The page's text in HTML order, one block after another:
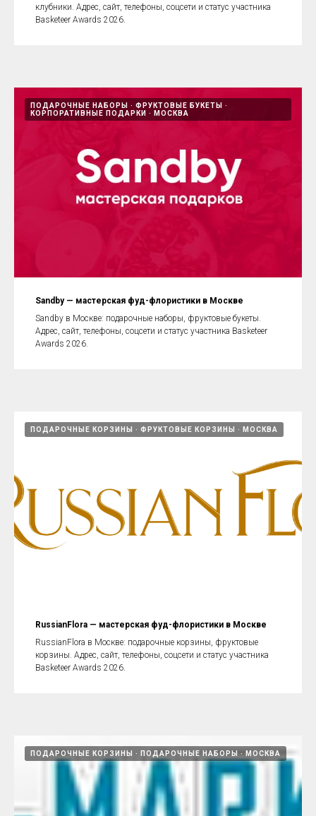
клубники. Адрес, сайт, телефоны, соцсети и статус участника
Basketeer Awards 2026.
ПОДАРОЧНЫЕ НАБОРЫ
ФРУКТОВЫЕ БУКЕТЫ
КОРПОРАТИВНЫЕ ПОДАРКИ
МОСКВА
Sandby — мастерская фуд-флористики в Москве
Sandby в Москве: подарочные наборы, фруктовые букеты.
Адрес, сайт, телефоны, соцсети и статус участника Basketeer
Awards 2026.
ПОДАРОЧНЫЕ КОРЗИНЫ ФРУКТОВЫЕ КОРЗИНЫ МОСКВА
RussianFlora — мастерская фуд-флористики в Москве
RussianFlora в Москве: подарочные корзины, фруктовые
корзины. Адрес, сайт, телефоны, соцсети и статус участника
Basketeer Awards 2026.
ПОДАРОЧНЫЕ КОРЗИНЫ ПОДАРОЧНЫЕ НАБОРЫ МОСКВА